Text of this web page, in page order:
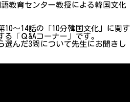
教育センター教授による韓国文化
10～14話の「10分韓国文化」に関す
「Ｑ&Aコーナー」です。
選んだ3問について先生にお聞きし